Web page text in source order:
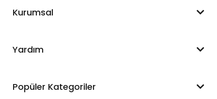
WhatsApp Destek
Kurumsal
Hakkımızda
Blog
Yardım
Hesabım
Popüler Kategoriler